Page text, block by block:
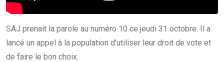
SAJ prenait la parole au numéro 10 ce jeudi 31 octobre. Il a
lancé un appel à la population d’utiliser leur droit de vote et
de faire le bon choix.